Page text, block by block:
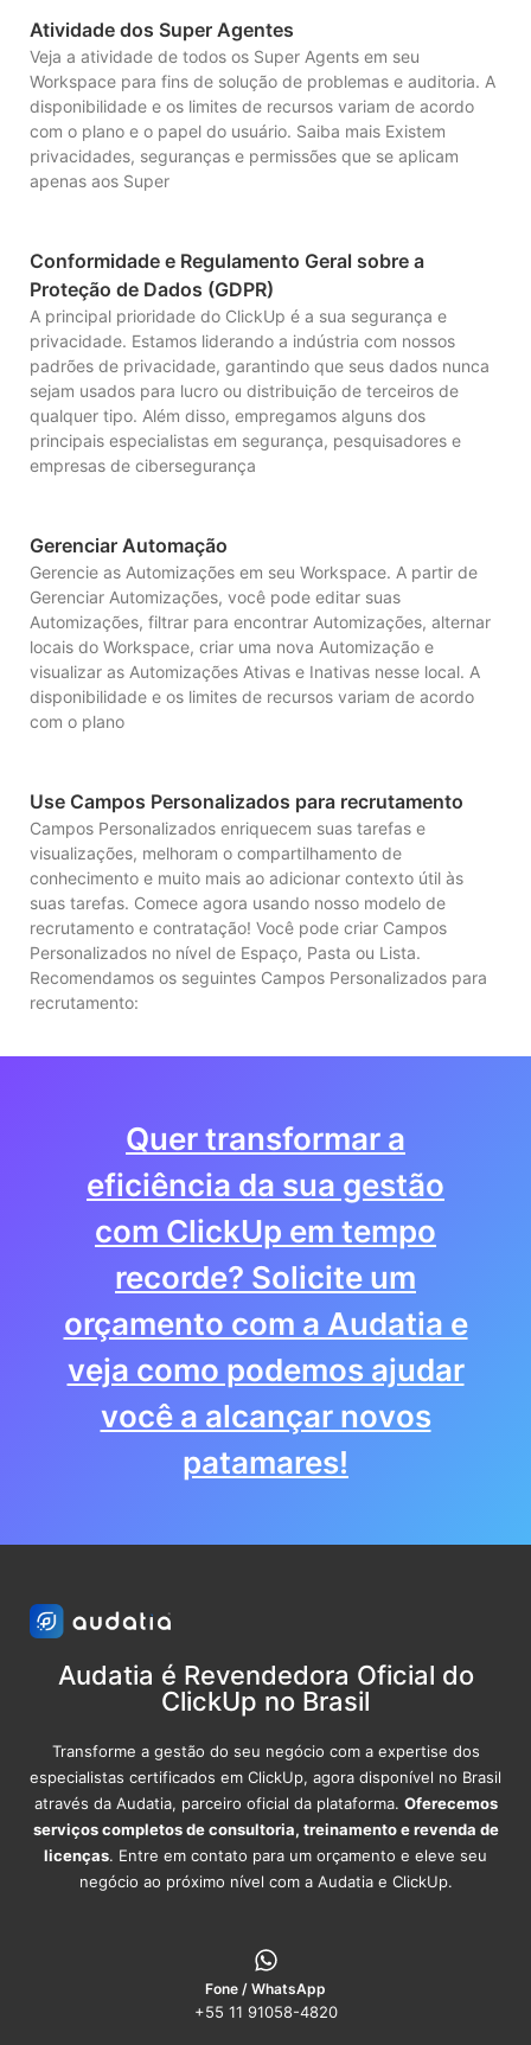
Atividade dos Super Agentes
Veja a atividade de todos os Super Agents em seu
Workspace para fins de solução de problemas e auditoria. A
disponibilidade e os limites de recursos variam de acordo
com o plano e o papel do usuário. Saiba mais Existem
privacidades, seguranças e permissões que se aplicam
apenas aos Super
Conformidade e Regulamento Geral sobre a
Proteção de Dados (GDPR)
A principal prioridade do ClickUp é a sua segurança e
privacidade. Estamos liderando a indústria com nossos
padrões de privacidade, garantindo que seus dados nunca
sejam usados para lucro ou distribuição de terceiros de
qualquer tipo. Além disso, empregamos alguns dos
principais especialistas em segurança, pesquisadores e
empresas de cibersegurança
Gerenciar Automação
Gerencie as Automizações em seu Workspace. A partir de
Gerenciar Automizações, você pode editar suas
Automizações, filtrar para encontrar Automizações, alternar
locais do Workspace, criar uma nova Automização e
visualizar as Automizações Ativas e Inativas nesse local. A
disponibilidade e os limites de recursos variam de acordo
com o plano
Use Campos Personalizados para recrutamento
Campos Personalizados enriquecem suas tarefas e
visualizações, melhoram o compartilhamento de
conhecimento e muito mais ao adicionar contexto útil às
suas tarefas. Comece agora usando nosso modelo de
recrutamento e contratação! Você pode criar Campos
Personalizados no nível de Espaço, Pasta ou Lista.
Recomendamos os seguintes Campos Personalizados para
recrutamento:
Quer transformar a
eficiência da sua gestão
com ClickUp em tempo
recorde? Solicite um
orçamento com a Audatia e
veja como podemos ajudar
você a alcançar novos
patamares!
Audatia é Revendedora Oficial do
ClickUp no Brasil
Transforme a gestão do seu negócio com a expertise dos
especialistas certificados em ClickUp, agora disponível no Brasil
através da Audatia, parceiro oficial da plataforma. Oferecemos
serviços completos de consultoria, treinamento e revenda de
licenças. Entre em contato para um orçamento e eleve seu
negócio ao próximo nível com a Audatia e ClickUp.
Fone / WhatsApp
+55 11 91058-4820